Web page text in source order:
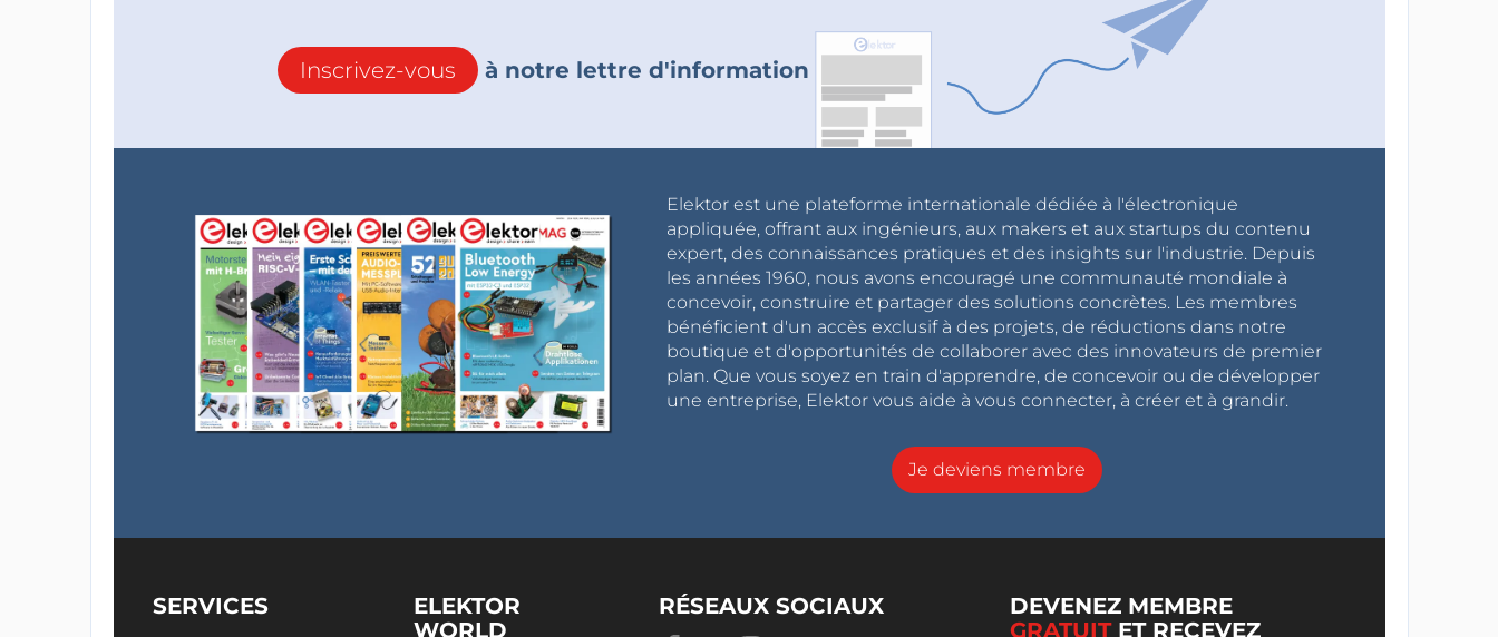
Inscrivez-vous à notre lettre d'information
Elektor est une plateforme internationale dédiée à l'électronique
appliquée, offrant aux ingénieurs, aux makers et aux startups du contenu
expert, des connaissances pratiques et des insights sur l'industrie. Depuis
les années 1960, nous avons encouragé une communauté mondiale à
concevoir, construire et partager des solutions concrètes. Les membres
bénéficient d'un accès exclusif à des projets, de réductions dans notre
boutique et d'opportunités de collaborer avec des innovateurs de premier
plan. Que vous soyez en train d'apprendre, de concevoir ou de développer
une entreprise, Elektor vous aide à vous connecter, à créer et à grandir.
Je deviens membre
SERVICES
ELEKTOR
WORLD
RÉSEAUX SOCIAUX
DEVENEZ MEMBRE
GRATUITET RECEVEZ